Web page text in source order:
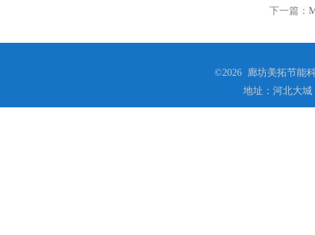
下一篇：
©2026 廊坊美拓节能
地址：河北大城